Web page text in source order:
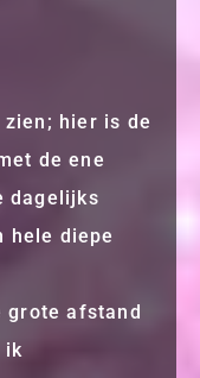
zien; hier is de
de ene
dagelijks
hele diepe
afstand
ik